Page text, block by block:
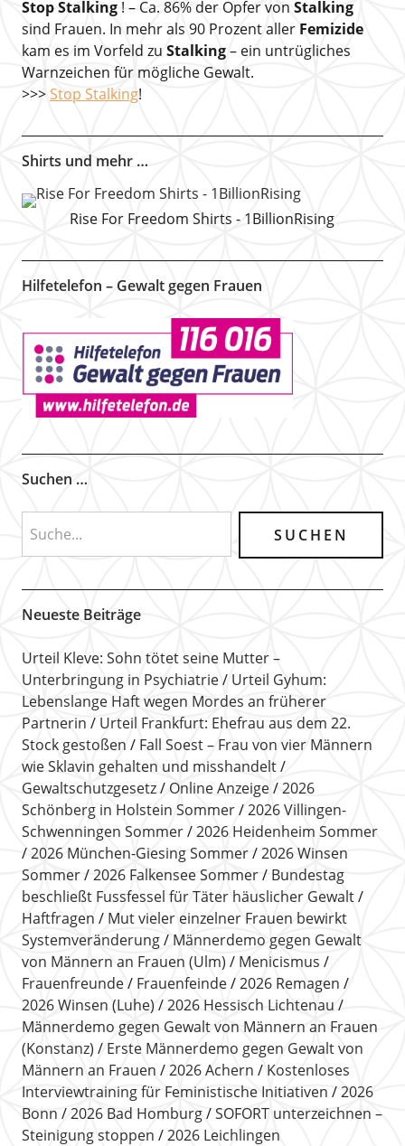
Stop Stalking! – Ca. 86% der Opfer von Stalking
sind Frauen. In mehr als 90 Prozent aller Femizide
kam es im Vorfeld zu Stalking– ein untrügliches
Warnzeichen für mögliche Gewalt.
>>>Stop Stalking!
Shirts und mehr …
Rise For Freedom Shirts - 1BillionRising
Hilfetelefon – Gewalt gegen Frauen
Suchen …
Neueste Beiträge
Urteil Kleve: Sohn tötet seine Mutter –
Unterbringung in Psychiatrie
Urteil Gyhum:
Lebenslange Haft wegen Mordes an früherer
Partnerin
Urteil Frankfurt: Ehefrau aus dem 22.
Stock gestoßen
Fall Soest – Frau von vier Männern
wie Sklavin gehalten und misshandelt
Gewaltschutzgesetz
Online Anzeige
2026
Schönberg in Holstein Sommer
2026 Villingen-
Schwenningen Sommer
2026 Heidenheim Sommer
2026 München-Giesing Sommer
2026 Winsen
Sommer
2026 Falkensee Sommer
Bundestag
beschließt Fussfessel für Täter häuslicher Gewalt
Haftfragen
Mut vieler einzelner Frauen bewirkt
Systemveränderung
Männerdemo gegen Gewalt
von Männern an Frauen (Ulm)
Menicismus
Frauenfreunde
Frauenfeinde
2026 Remagen
2026 Winsen (Luhe)
2026 Hessisch Lichtenau
Männerdemo gegen Gewalt von Männern an Frauen
(Konstanz)
Erste Männerdemo gegen Gewalt von
Männern an Frauen
2026 Achern
Kostenloses
Interviewtraining für Feministische Initiativen
2026
Bonn
2026 Bad Homburg
SOFORT unterzeichnen –
Steinigung stoppen
2026 Leichlingen